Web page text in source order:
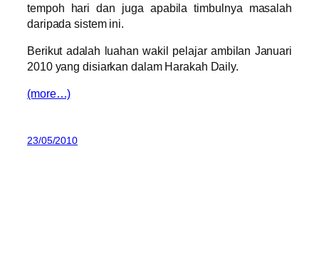
tempoh hari dan juga apabila timbulnya masalah
daripada sistem ini.
Berikut adalah luahan wakil pelajar ambilan Januari
2010 yang disiarkan dalam Harakah Daily.
(more…)
23/05/2010